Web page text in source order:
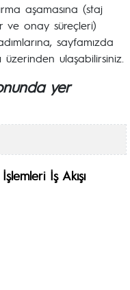
aşamasına (staj
ve onay süreçleri)
sayfamızda
ulaşabilirsiniz.
yer
İş Akışı